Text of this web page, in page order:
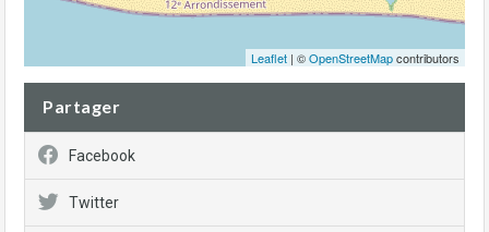
Leaflet | ©OpenStreetMapcontributors
Partager
Facebook
Twitter